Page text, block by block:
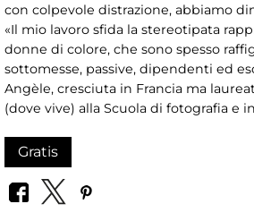
con colpevole distrazione, abbiamo
«Il mio lavoro sfida la stereotipata
donne di colore, che sono spesso
sottomesse, passive, dipendenti ed
Angèle, cresciuta in Francia ma
(dove vive) alla Scuola di fotografia e
Gratis